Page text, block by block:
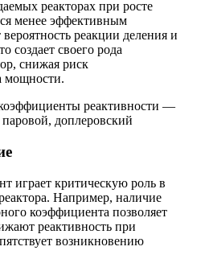
реакторах при росте
менее эффективным
реакции деления и
создает своего рода
снижая риск
мощности.
играет критическую роль в
Например, наличие
коэффициента позволяет
реактивность при
возникновению